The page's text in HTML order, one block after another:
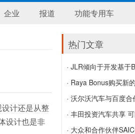
企业 报道 功能专用车
计还是从整
设计也是非
热门文章
· JLR倾向于开发基于
SUV
JLR倾向于开发基于
· Raya Bonus购买新
月底
Raya Bonus购买新的
· 沃尔沃汽车与百度
沃尔沃汽车与百度合作
动驾驶机器人
· 丰田投资汽车共享
丰田投资汽车共享 可
· 大众和合作伙伴